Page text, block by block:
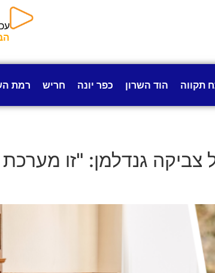
תקווה הוד השרון כפר יונה חריש רמת
גנדלמן: "זו